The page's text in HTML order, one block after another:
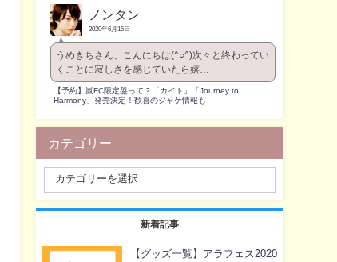
ノンタン
2020年6月15日
うめきちさん、こんにちは(^○^)次々と終わってい
くことに寂しさを感じていたら嬉…
【予約】嵐FC限定盤って？「カイト」「Journey to
Harmony」発売決定！歓喜のジャケ情報も
カテゴリー
新着記事
【グッズ一覧】アラフェス2020